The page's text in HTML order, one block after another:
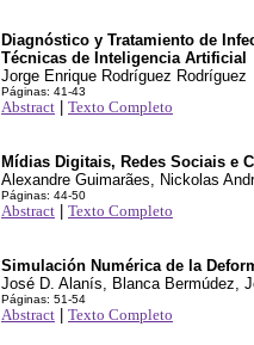
Diagnóstico y Tratamiento de
Técnicas de Inteligencia Artificial
Jorge Enrique Rodríguez Rodríguez
Páginas: 41-43
Abstract Texto Completo
Mídias Digitais, Redes Sociais e
Alexandre Guimarães, Nickolas
Páginas: 44-50
Abstract Texto Completo
Simulación Numérica de la
José D. Alanís, Blanca Bermúdez,
Páginas: 51-54
Abstract Texto Completo